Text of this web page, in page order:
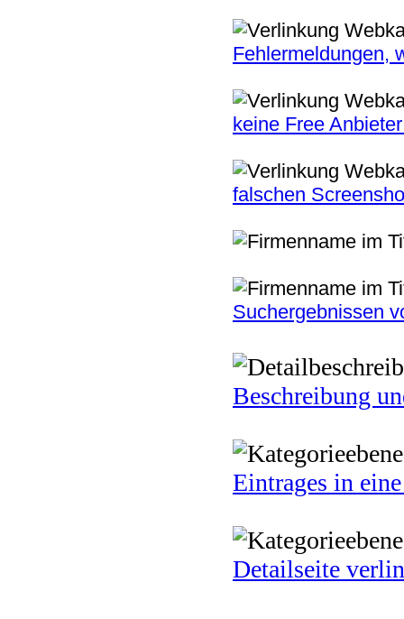
Fehlermeldungen,
keine Free
falschen
Suchergebnissen
Beschreibung
Eintrages in
Detailseite